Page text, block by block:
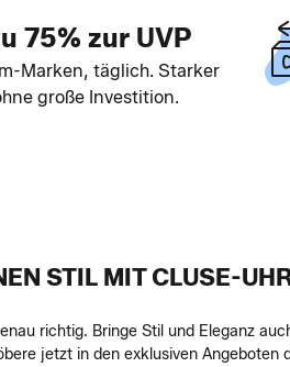
75% zur UVP
Marken, täglich. Starker
große Investition.
STIL MIT CLUSE-
richtig. Bringe Stil und Eleganz
jetzt in den exklusiven Angeboten